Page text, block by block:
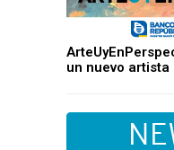
un nuevo